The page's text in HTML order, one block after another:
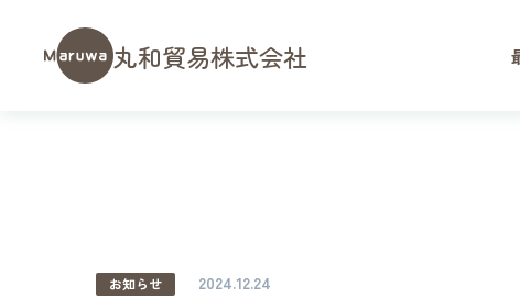
丸和貿易株式会社
お知らせ 2024.12.24